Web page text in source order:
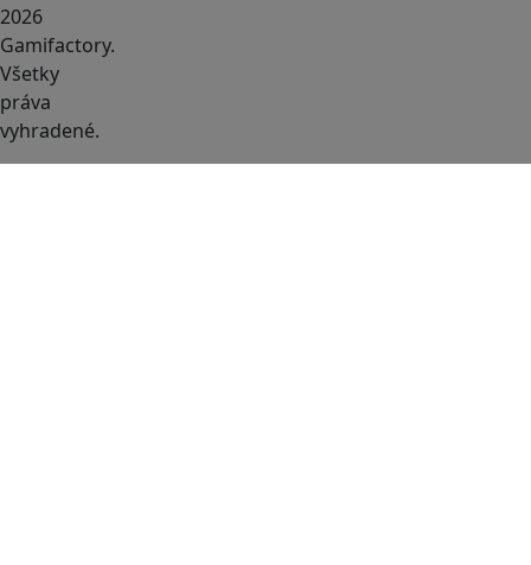
2026
Gamifactory.
Všetky
práva
vyhradené.